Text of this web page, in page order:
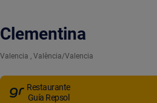
Clementina
Valencia , València/Valencia
Restaurante
Guía Repsol